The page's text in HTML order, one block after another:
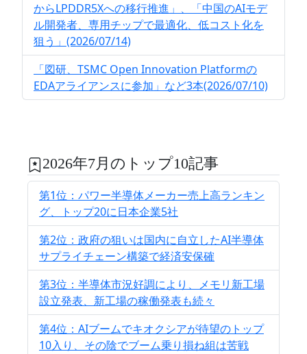
からLPDDR5Xへの移行推進」、「中国のAIモデ
ル開発者、専用チップで最適化、低コスト化を
狙う」(2026/07/14)
「図研、TSMC Open Innovation Platformの
EDAアライアンスに参加」など3本(2026/07/10)
2026年7月のトップ10記事
第1位：パワー半導体メーカー売上高ランキン
グ、トップ20に日本企業5社
第2位：政府の狙いは国内に自立したAI半導体
サプライチェーン構築で経済安保確
第3位：半導体市況好調により、メモリ新工場
設立発表、新工場の稼働発表も続々
第4位：AIブームでキオクシアが待望のトップ
10入り、その陰でブーム乗り損ね組は苦戦